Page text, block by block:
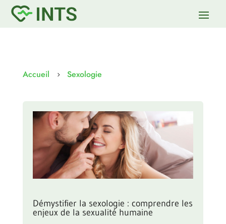
Accueil 5 Sexologie
Démystifier la sexologie : comprendre les
enjeux de la sexualité humaine